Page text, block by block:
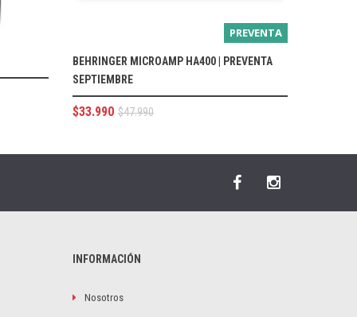
PREVENTA
BEHRINGER MICROAMP HA400 | PREVENTA
SEPTIEMBRE
$47.990
$33.990
INFORMACIÓN
Nosotros